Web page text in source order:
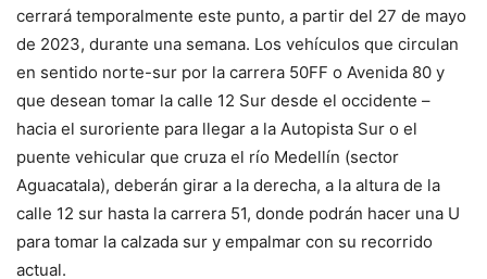
cerrará temporalmente este punto, a partir del 27 de mayo
de 2023, durante una semana. Los vehículos que circulan
en sentido norte-sur por la carrera 50FF o Avenida 80 y
que desean tomar la calle 12 Sur desde el occidente –
hacia el suroriente para llegar a la Autopista Sur o el
puente vehicular que cruza el río Medellín (sector
Aguacatala), deberán girar a la derecha, a la altura de la
calle 12 sur hasta la carrera 51, donde podrán hacer una U
para tomar la calzada sur y empalmar con su recorrido
actual.